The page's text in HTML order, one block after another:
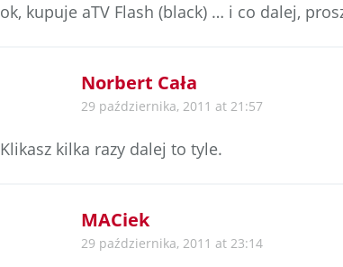
ok, kupuje aTV Flash (black) … i co dalej,
Norbert Cała
29 października, 2011 at 21:57
Klikasz kilka razy dalej to tyle.
MACiek
29 października, 2011 at 23:14